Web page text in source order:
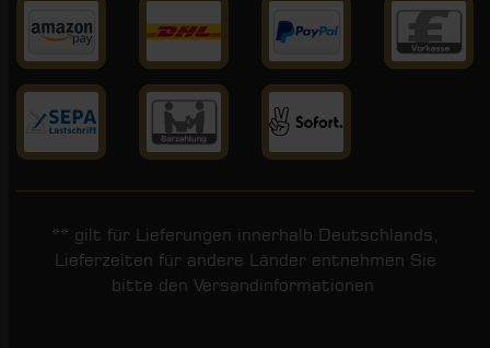
** gilt für Lieferungen innerhalb Deutschlands,
Lieferzeiten für andere Länder entnehmen Sie
bitte den Versandinformationen